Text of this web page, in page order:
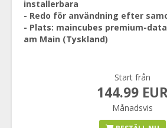
installerbara
- Redo för användning efter
- Plats: maincubes premium-
am Main (Tyskland)
Start från
144.99
Månadsvis